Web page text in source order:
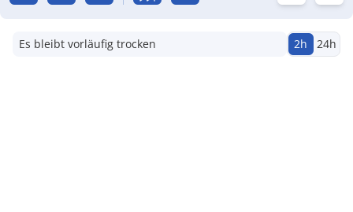
Es bleibt vorläufig trocken 2h 24h